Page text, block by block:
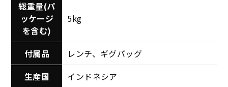
総重量(パ
ッケージ
を含む)
5kg
付属品
レンチ、ギグバッグ
生産国
インドネシア